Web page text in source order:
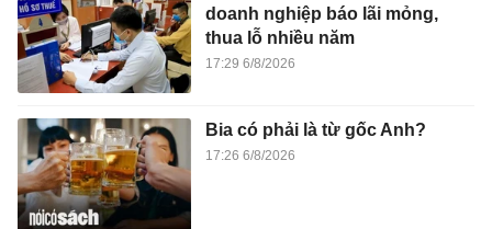
doanh nghiệp báo lãi mỏng,
thua lỗ nhiều năm
17:29 6/8/2026
Bia có phải là từ gốc Anh?
17:26 6/8/2026